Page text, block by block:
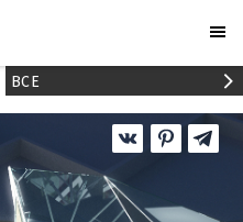
ИНТЕРЬЕР
ПУБЛИКАЦИИ
БЮРО
РЕАЛИЗАЦИИ
ПРОЕКТЫ
ВСЕ